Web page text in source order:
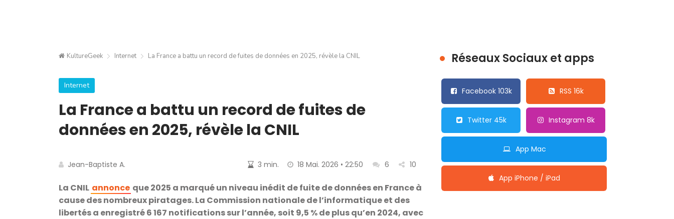
KultureGeek Internet La France a battu un record de fuites de données en 2025, révèle la CNIL
Internet
La France a battu un record de fuites de
données en 2025, révèle la CNIL
Jean-Baptiste A. 3 min. 18 Mai. 2026 • 22:50 6 10
La CNIL annonce que 2025 a marqué un niveau inédit de fuite de données en France à
cause des nombreux piratages. La Commission nationale de l’informatique et des
libertés a enregistré 6 167 notifications sur l’année, soit 9,5 % de plus qu’en 2024, avec
Réseaux Sociaux et apps
Facebook 103k RSS 16k
Twitter 45k Instagram 8k
App Mac
App iPhone / iPad